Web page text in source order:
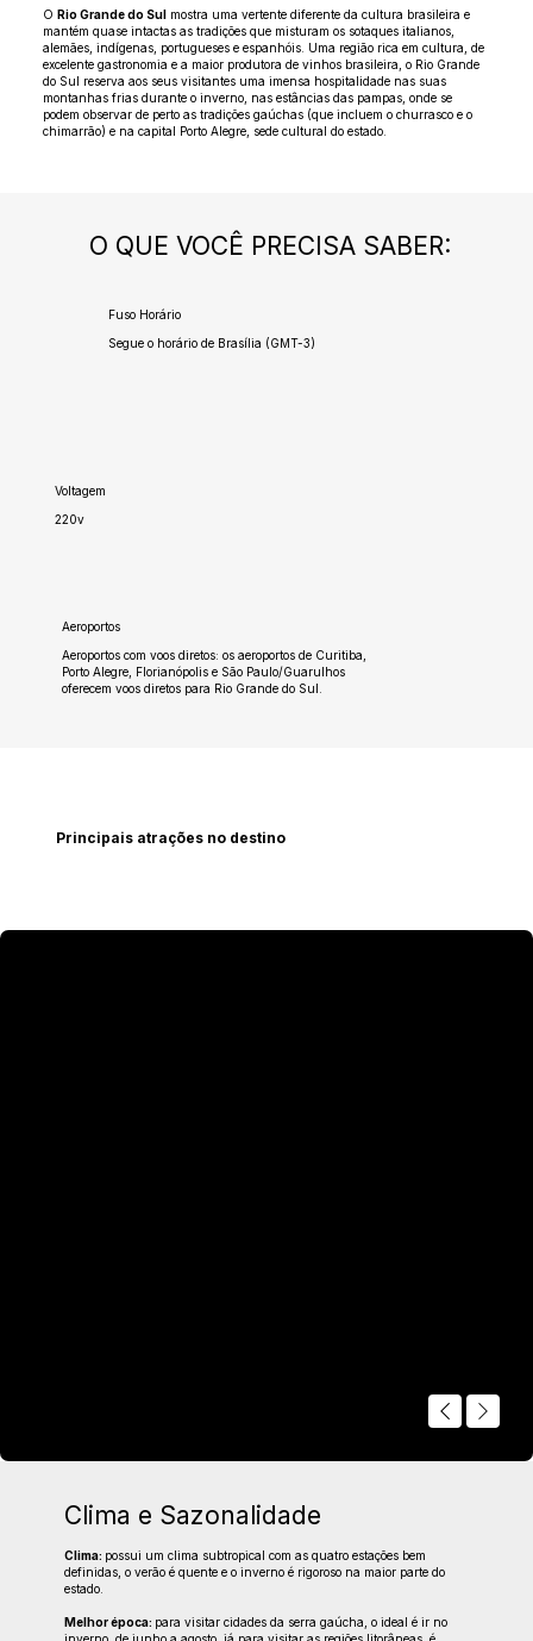
O Rio Grande do Sulmostra uma vertente diferente da cultura brasileira e
mantém quase intactas as tradições que misturam os sotaques italianos,
alemães, indígenas, portugueses e espanhóis. Uma região rica em cultura, de
excelente gastronomia e a maior produtora de vinhos brasileira, o Rio Grande
do Sul reserva aos seus visitantes uma imensa hospitalidade nas suas
montanhas frias durante o inverno, nas estâncias das pampas, onde se
podem observar de perto as tradições gaúchas (que incluem o churrasco e o
chimarrão) e na capital Porto Alegre, sede cultural do estado.
Clima e Sazonalidade
Clima: possui um clima subtropical com as quatro estações bem
definidas, o verão é quente e o inverno é rigoroso na maior parte do
estado.
Melhor época: para visitar cidades da serra gaúcha, o ideal é ir no
inverno, de junho a agosto, já para visitar as regiões litorâneas, é
Principais atrações no destino
O QUE VOCÊ PRECISA SABER:
Fuso Horário
Segue o horário de Brasília (GMT-3)
Voltagem
220v
Aeroportos
Aeroportos com voos diretos: os aeroportos de Curitiba,
Porto Alegre, Florianópolis e São Paulo/Guarulhos
oferecem voos diretos para Rio Grande do Sul.